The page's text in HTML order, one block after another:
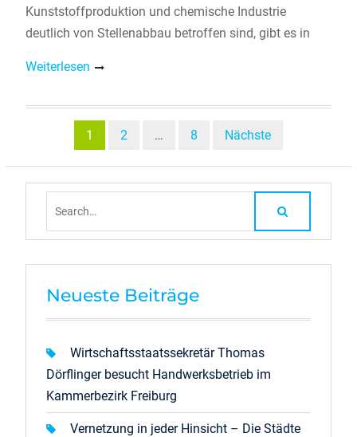
Kunststoffproduktion und chemische Industrie
deutlich von Stellenabbau betroffen sind, gibt es in
Weiterlesen
Beitragsnavigation
1 2 … 8 Nächste
Neueste Beiträge
Wirtschaftsstaatssekretär Thomas
Dörflinger besucht Handwerksbetrieb im
Kammerbezirk Freiburg
Vernetzung in jeder Hinsicht – Die Städte